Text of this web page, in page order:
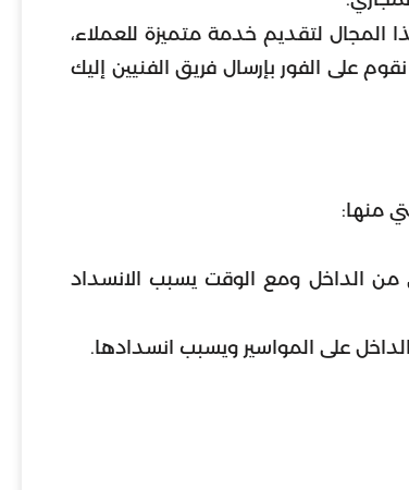
المجال لتقديم خدمة متميزة للعملاء،
نقوم على الفور بإرسال فريق الفنيين إليك
منها:
من الداخل ومع الوقت يسبب الانسداد
على المواسير ويسبب انسدادها.